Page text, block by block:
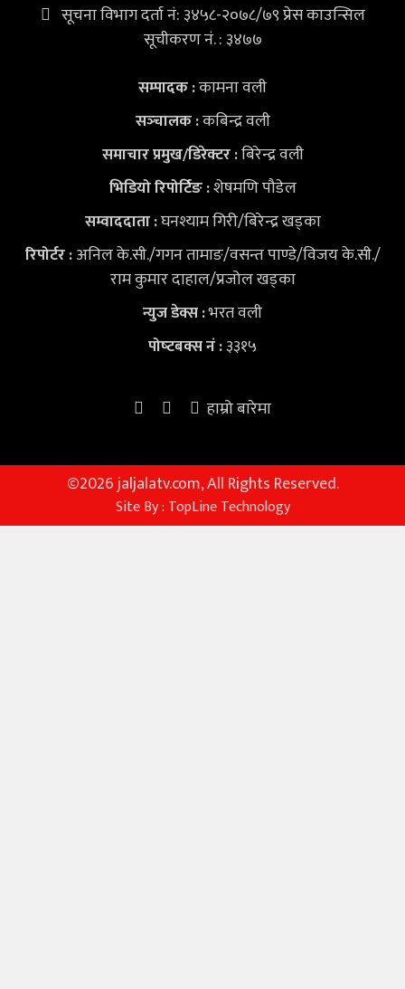
सूचना विभाग दर्ता नं: ३४५८-२०७८/७९ प्रेस काउन्सिल
सूचीकरण नं. : ३४७७
सम्पादक :कामना वली
सञ्‍चालक :कबिन्द्र वली
समाचार प्रमुख/डिरेक्टर :बिरेन्द्र वली
भिडियोरिपोर्टिङ :शेषमणि पौडेल
सम्वाददाता :घनश्याम गिरी/बिरेन्द्र खड्का
रिपोर्टर :अनिल के.सी./गगन तामाङ/वसन्त पाण्डे/विजय के.सी./
राम कुमार दाहाल/प्रजोल खड्का
न्युज डेक्स:भरत वली
पोष्‍टबक्स नं :३३१५
हाम्रो बारेमा
©2026 jaljalatv.com, All Rights Reserved.
Site By : TopLine Technology